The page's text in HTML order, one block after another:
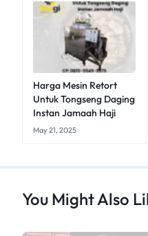
Harga Mesin Retort
Untuk Tongseng Daging
Instan Jamaah Haji
May 21, 2025
You Might Also